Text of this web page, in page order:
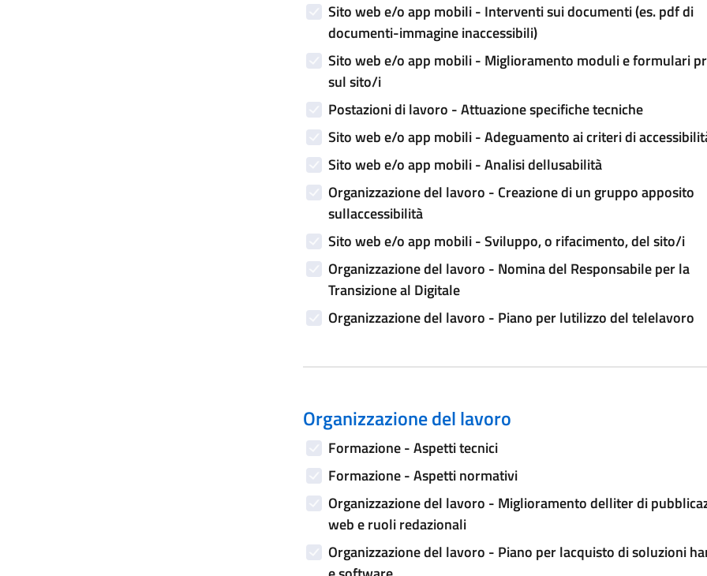
Sito web e/o app mobili - Interventi sui documenti (es. pdf di
documenti-immagine inaccessibili)
Sito web e/o app mobili - Miglioramento moduli e formulari
sul sito/i
Postazioni di lavoro - Attuazione specifiche tecniche
Sito web e/o app mobili - Adeguamento ai criteri di
Sito web e/o app mobili - Analisi dellusabilità
Organizzazione del lavoro - Creazione di un gruppo apposito
sullaccessibilità
Sito web e/o app mobili - Sviluppo, o rifacimento, del sito/i
Organizzazione del lavoro - Nomina del Responsabile per la
Transizione al Digitale
Organizzazione del lavoro - Piano per lutilizzo del telelavoro
Organizzazione del lavoro
Formazione - Aspetti tecnici
Formazione - Aspetti normativi
Organizzazione del lavoro - Miglioramento delliter di
web e ruoli redazionali
Organizzazione del lavoro - Piano per lacquisto di soluzioni